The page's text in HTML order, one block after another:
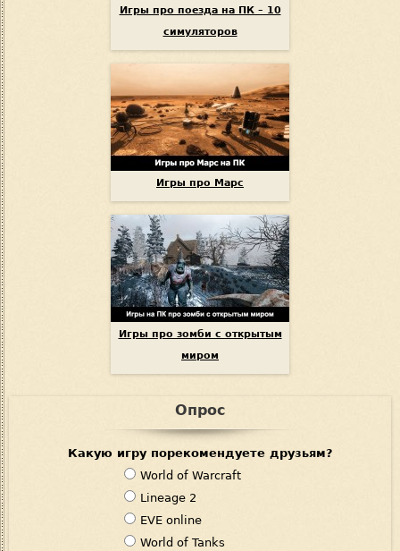
Игры про поезда на ПК – 10
симуляторов
Игры про Марс
Игры про зомби с открытым
миром
Опрос
Какую игру порекомендуете друзьям?
В
а
р
и
World of Warcraft
Lineage 2
EVE online
World of Tanks